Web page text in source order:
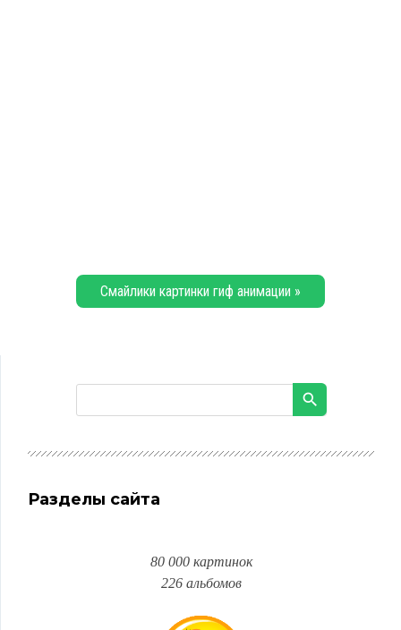
Смайлики картинки гиф анимации »
Разделы сайта
80 000 картинок
226 альбомов